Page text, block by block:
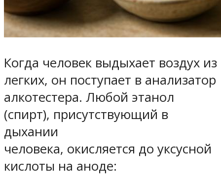
Когда человек выдыхает воздух из
легких, он поступает в анализатор
алкотестера. Любой этанол
(спирт), присутствующий в
дыхании
человека, окисляется до уксусной
кислоты на аноде: